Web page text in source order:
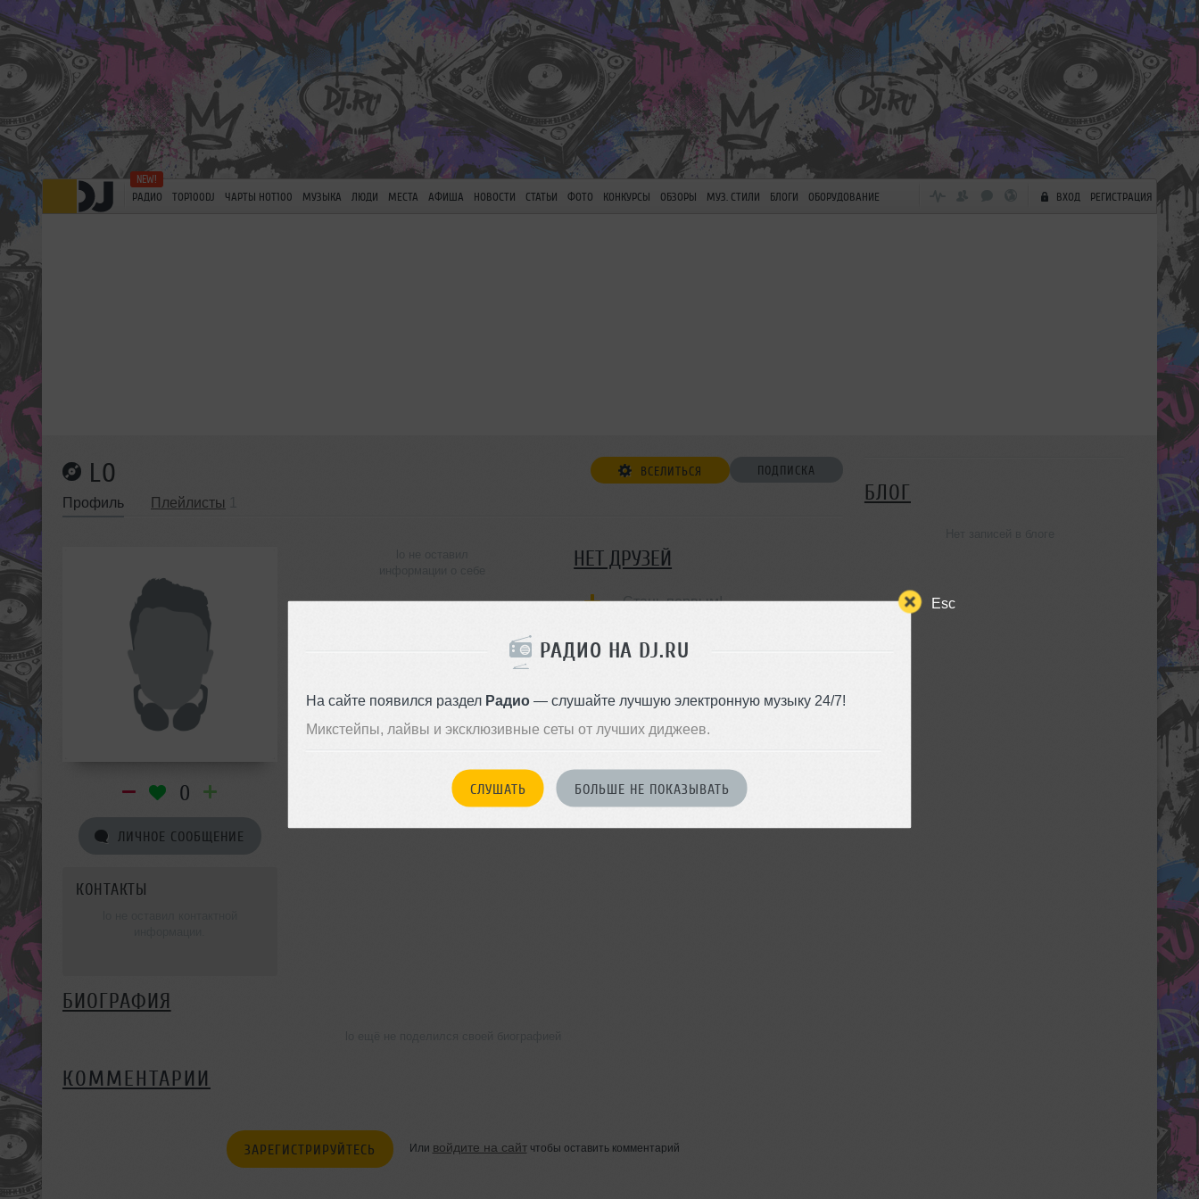
Esc
РАДИО НА DJ.RU
На сайте появился раздел Радио— слушайте лучшую электронную музыку 24/7!
Микстейпы, лайвы и эксклюзивные сеты от лучших диджеев.
СЛУШАТЬ БОЛЬШЕ НЕ ПОКАЗЫВАТЬ
РАДИО TOP100DJ ЧАРТЫ HOT100 МУЗЫКА ЛЮДИ МЕСТА АФИША НОВОСТИ СТАТЬИ ФОТО КОНКУРСЫ ОБЗОРЫ МУЗ. СТИЛИ БЛОГИ ОБОРУДОВАНИЕ ВХОД РЕГИСТРАЦИЯ
LO ПОДПИСКА
ВСЕЛИТЬСЯ
Профиль Плейлисты
0
ЛИЧНОЕ СООБЩЕНИЕ
КОНТАКТЫ
НЕТ ДРУЗЕЙ
Стань первым!
БИОГРАФИЯ
КОММЕНТАРИИ
ЗАРЕГИСТРИРУЙТЕСЬ Или войдите на сайтчтобы оставить комментарий
БЛОГ